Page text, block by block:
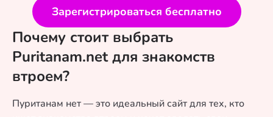
Зарегистрироваться бесплатно
Почему стоит выбрать
Puritanam.net для знакомств
втроем?
Пуританам нет — это идеальный сайт для тех, кто